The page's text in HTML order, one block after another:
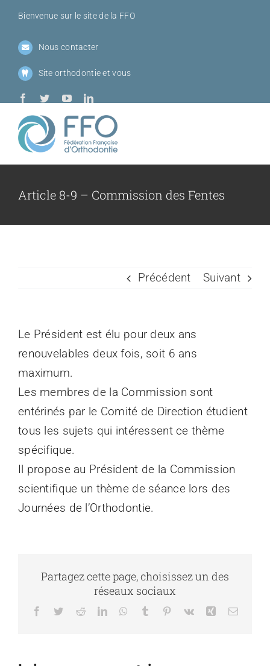
Passer
contenu
Bienvenue sur le site de la FFO
Nous contacter
Site orthodontie et vous
Sociétés
Article 8-9 – Commission des Fentes
Précédent Suivant
Le Président est élu pour deux ans
renouvelables deux fois, soit 6 ans
maximum.
Les membres de la Commission sont
entérinés par le Comité de Direction étudient
tous les sujets qui intéressent ce thème
spécifique.
Il propose au Président de la Commission
scientifique un thème de séance lors des
Journées de l’Orthodontie.
Partagez cette page, choisissez un des
réseaux sociaux
Facebook
TwitterRedditLinkedInWhatsApp
Tumblr Pinterest
Vk XingEmail